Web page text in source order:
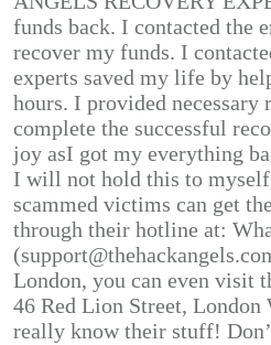
funds back. I contacted the
recover my funds. I
experts saved my life by
hours. I provided
complete the successful
joy asI got my everything
I will not hold this to
scammed victims can get
through their hotline at:
London, you can even visit
46 Red Lion Street, London
really know their stuff!